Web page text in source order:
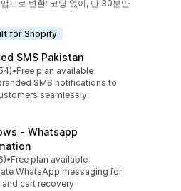
으로 변환: 코딩 없이, 단 30분만
for Shopify
SMS Pakistan
중
54개
•Free plan available
SMS notifications to
seamlessly.
‑ Whatsapp
개 중
6개
•Free plan available
WhatsApp messaging for
cart recovery